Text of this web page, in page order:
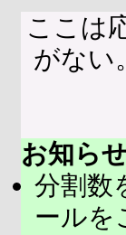
ここは
がない
お知ら
分割数
ールを